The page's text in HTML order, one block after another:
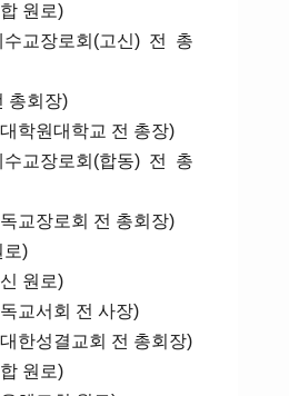
원로)
교장로회(고신) 전 총
총회장)
학원대학교 전 총장)
교장로회(합동) 전 총
교장로회 전 총회장)
로)
원로)
교서회 전 사장)
한성결교회 전 총회장)
원로)